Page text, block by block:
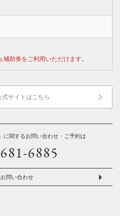
助券をご利用いただけます。
式サイトはこちら
に関するお問い合わせ・ご予約は
6885
問い合わせ